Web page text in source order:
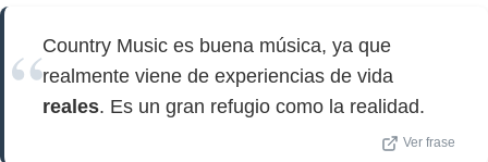
Country Music es buena música, ya que
realmente viene de experiencias de vida
reales. Es un gran refugio como la realidad.
Ver frase